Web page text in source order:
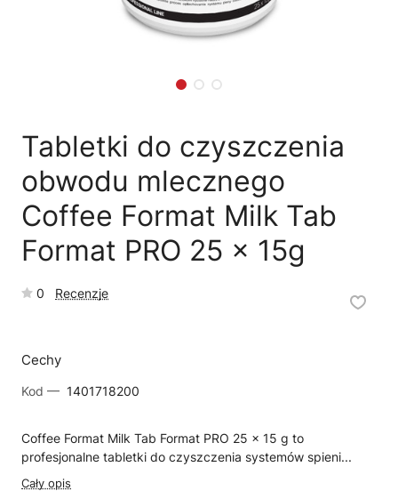
Tabletki do czyszczenia
obwodu mlecznego
Coffee Format Milk Tab
Format PRO 25 x 15g
0 Recenzje
Cechy
Kod — 1401718200
Coffee Format Milk Tab Format PRO 25 × 15 g to
profesjonalne tabletki do czyszczenia systemów spieni...
Cały opis
Jak kupić w sklepie? 🧴Odkamienianie